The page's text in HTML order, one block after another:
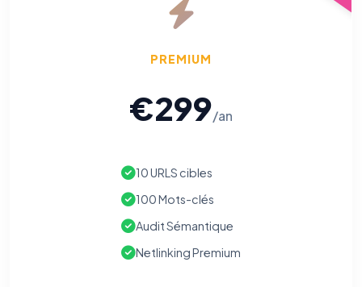
PREMIUM
€299/an
10 URLS cibles
100 Mots-clés
Audit Sémantique
Netlinking Premium